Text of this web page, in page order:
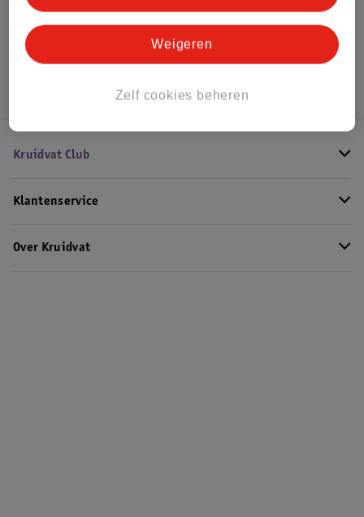
MeerBioré Alle Dagcreme
Hoe controleren wij de reviews?
Kruidvat Club
Klantenservice
Over Kruidvat
Zelf cookies beheren
Weigeren